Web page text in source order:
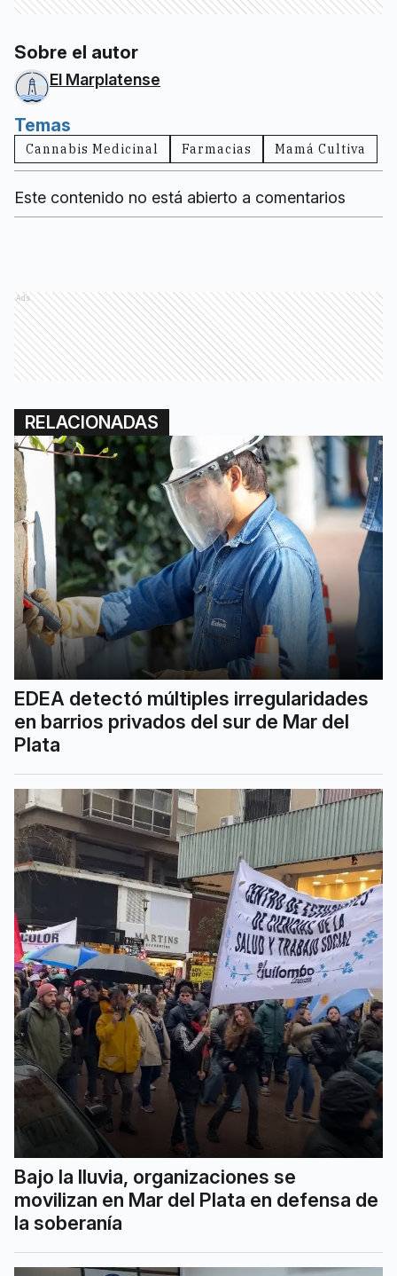
Sobre el autor
El Marplatense
Temas
Cannabis Medicinal Farmacias Mamá Cultiva
Este contenido no está abierto a comentarios
Ads
RELACIONADAS
EDEA detectó múltiples irregularidades
en barrios privados del sur de Mar del
Plata
Bajo la lluvia, organizaciones se
movilizan en Mar del Plata en defensa de
la soberanía